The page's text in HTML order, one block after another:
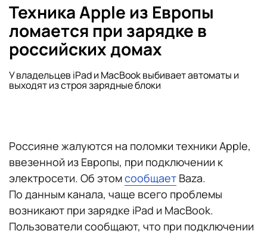
Техника Apple из Европы
ломается при зарядке в
российских домах
У владельцев iPad и MacBook выбивает автоматы и
выходят из строя зарядные блоки
Россияне жалуются на поломки техники Apple,
ввезенной из Европы, при подключении к
электросети. Об этомсообщает Baza.
По данным канала, чаще всего проблемы
возникают при зарядке iPad и MacBook.
Пользователи сообщают, что при подключении